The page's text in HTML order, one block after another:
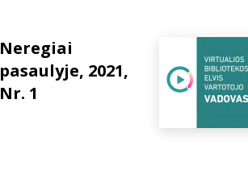
Neregiai
pasaulyje, 2021,
Nr. 1